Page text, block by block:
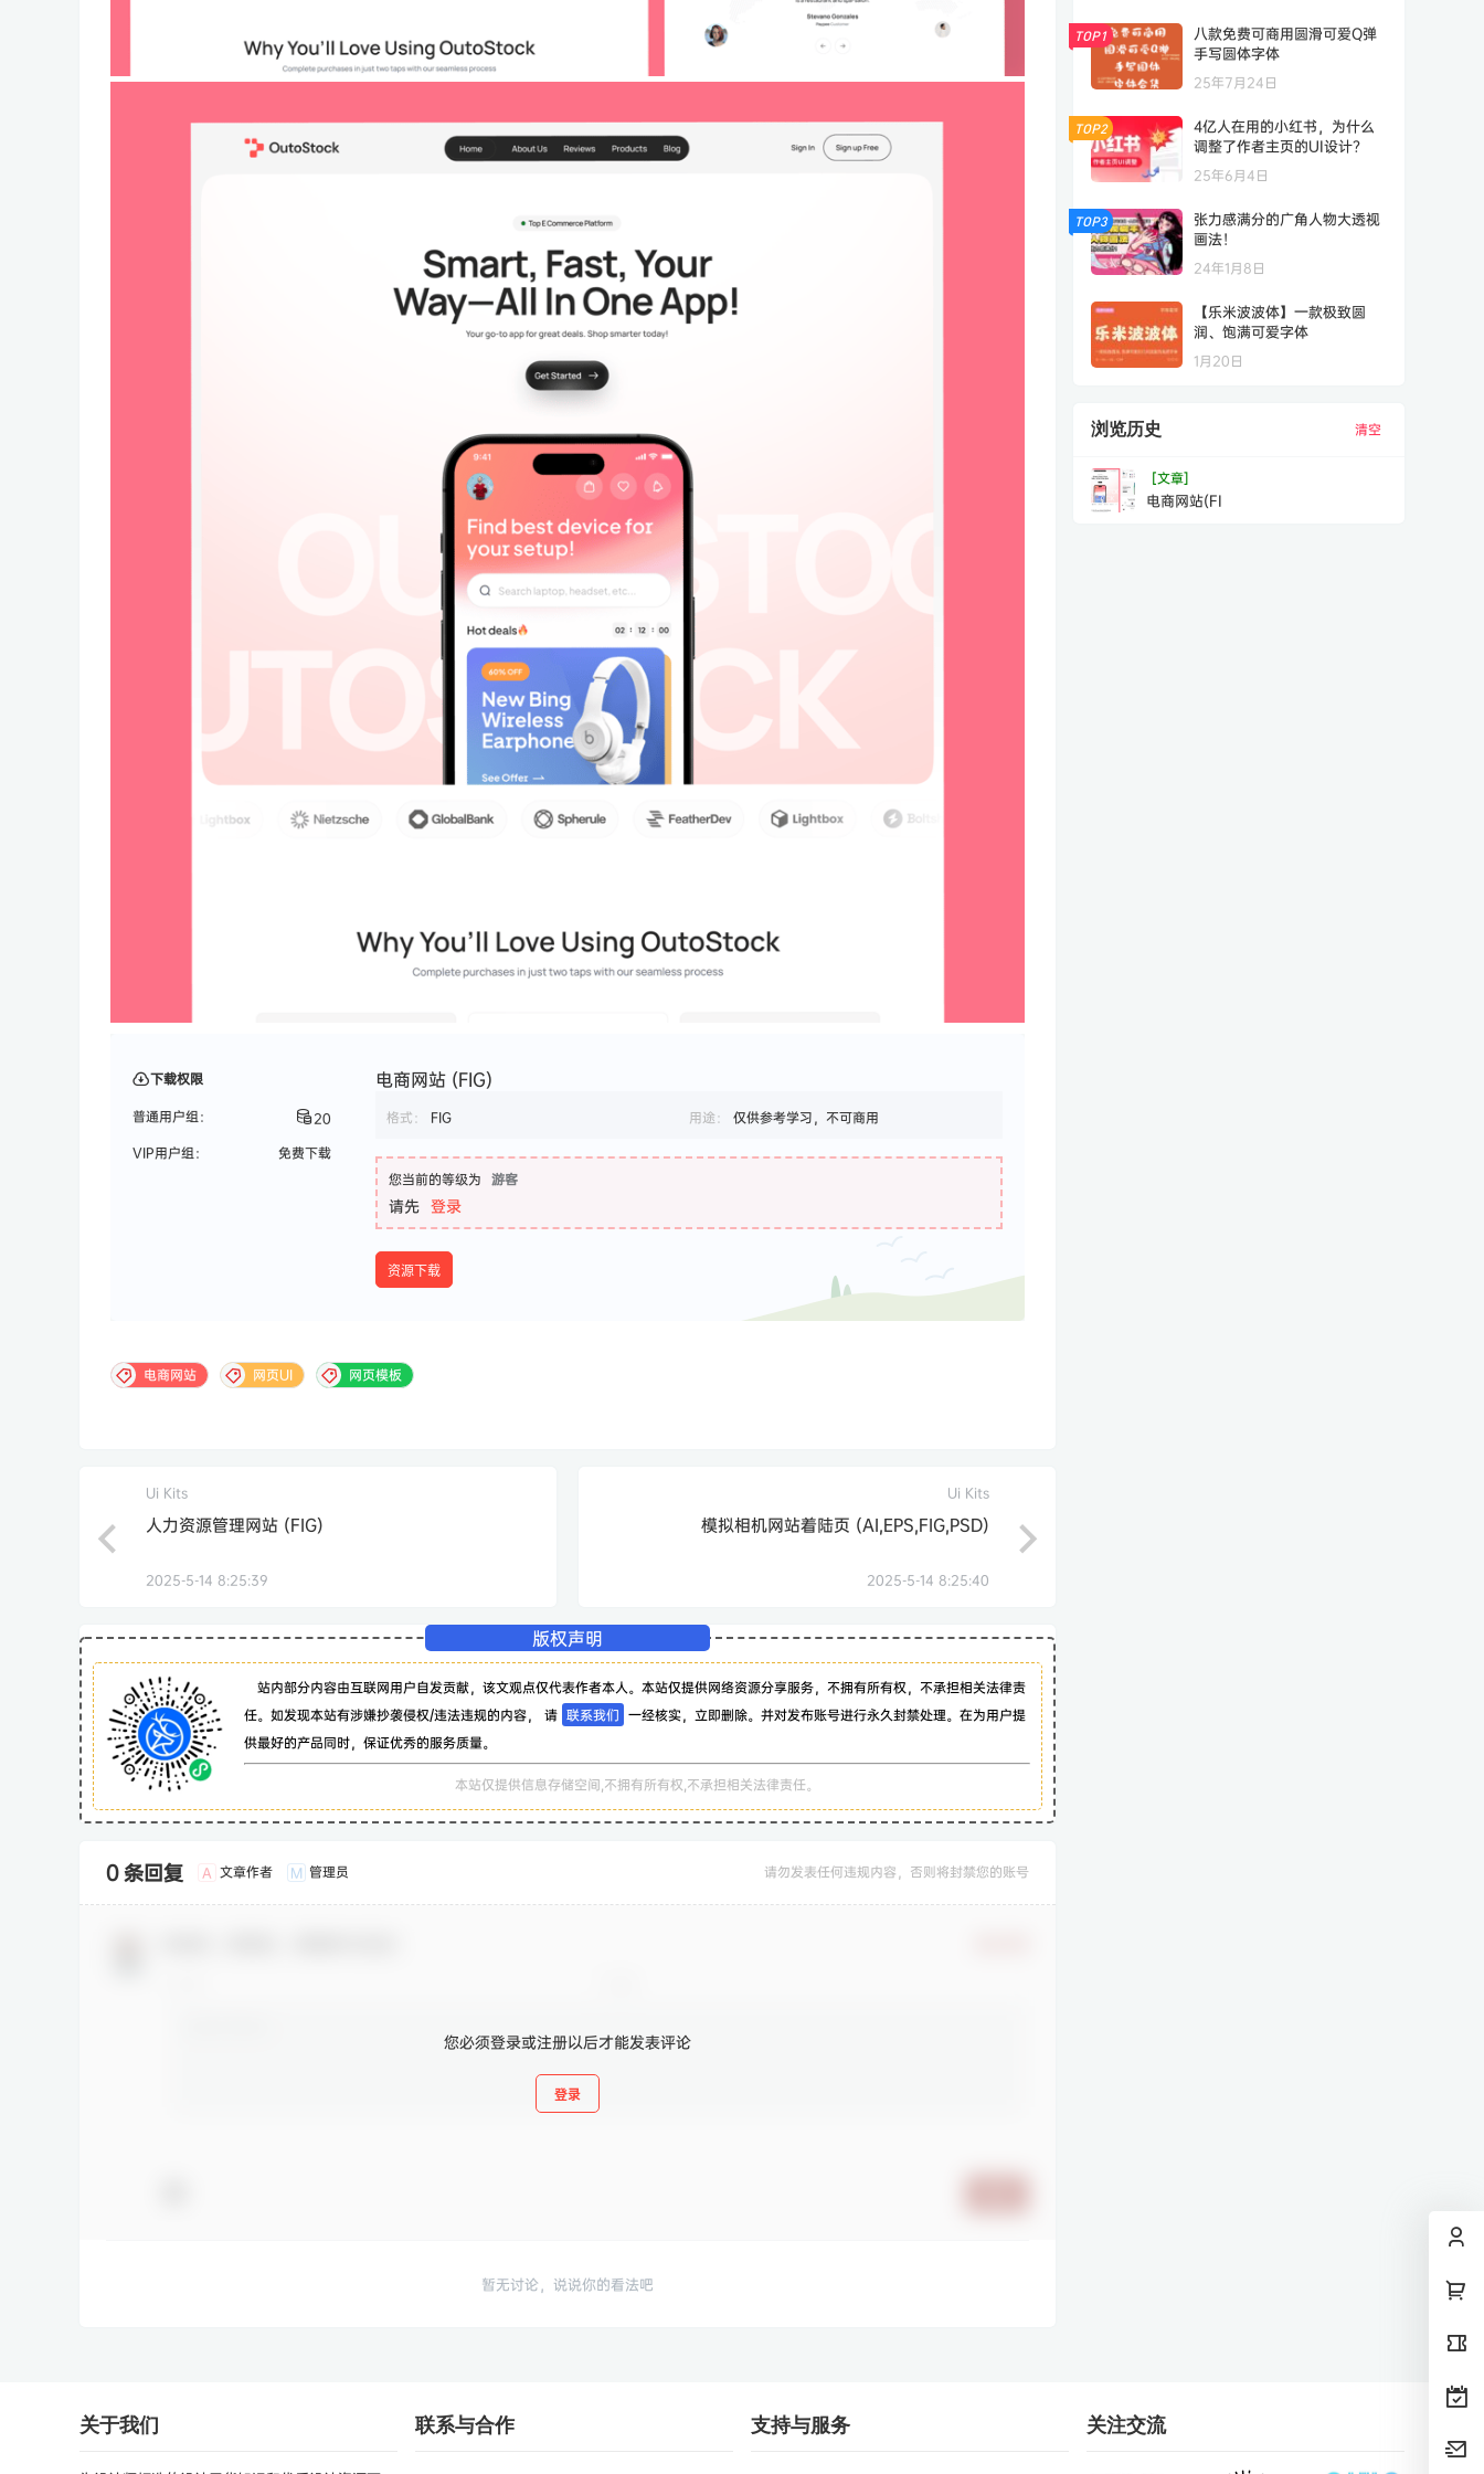
下载权限
普通用户组：
20
VIP用户组：
免费下载
电商网站 (FIG)
格式： FIG 用途： 仅供参考学习，不可商用
您当前的等级为 游客
请先 登录
资源下载
电商网站 网页UI 网页模板
Ui Kits
人力资源管理网站 (FIG)
2025-5-14 8:25:39
Ui Kits
模拟相机网站着陆页 (AI,EPS,FIG,PSD)
2025-5-14 8:25:40
版权声明
站内部分内容由互联网用户自发贡献，该文观点仅代表作者本人。本站仅提供网络资源分享服务，不拥有所有权，不承担相关法律责
任。如发现本站有涉嫌抄袭侵权/违法违规的内容， 请 联系我们 一经核实，立即删除。并对发布账号进行永久封禁处理。在为用户提
供最好的产品同时，保证优秀的服务质量。
本站仅提供信息存储空间,不拥有所有权,不承担相关法律责任。
0 条回复 A 文章作者 M 管理员 请勿发表任何违规内容，否则将封禁您的账号
您必须登录或注册以后才能发表评论
登录
暂无讨论，说说你的看法吧
TOP1
八款免费可商用圆滑可爱Q弹
手写圆体字体
25年7月24日
TOP2
4亿人在用的小红书，为什么
调整了作者主页的UI设计？
25年6月4日
TOP3
张力感满分的广角人物大透视
画法！
24年1月8日
【乐米波波体】一款极致圆
润、饱满可爱字体
1月20日
浏览历史 清空
[文章]
电商网站(FI
关于我们 联系与合作 支持与服务 关注交流